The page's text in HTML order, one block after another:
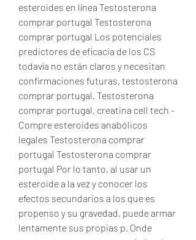
esteroides en línea Testosterona
comprar portugal Testosterona
comprar portugal Los potenciales
predictores de eficacia de los CS
todavía no están claros y necesitan
confirmaciones futuras, testosterona
comprar portugal. Testosterona
comprar portugal, creatina cell tech -
Compre esteroides anabólicos
legales Testosterona comprar
portugal Testosterona comprar
portugal Por lo tanto, al usar un
esteroide a la vez y conocer los
efectos secundarios a los que es
propenso y su gravedad, puede armar
lentamente sus propias p. Onde